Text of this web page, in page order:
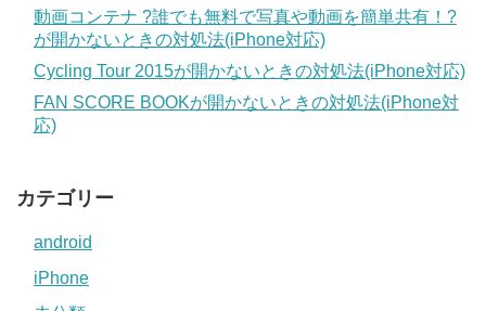
動画コンテナ ?誰でも無料で写真や動画を簡単共有！?
が開かないときの対処法(iPhone対応)
Cycling Tour 2015が開かないときの対処法(iPhone対応)
FAN SCORE BOOKが開かないときの対処法(iPhone対
応)
カテゴリー
android
iPhone